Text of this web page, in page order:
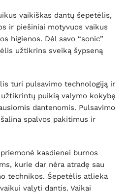
vaikiškas dantų šepetėlis,
ir piešiniai motyvuos vaikus
higienos. Dėl savo “sonic”
užtikrins sveiką šypseną
turi pulsavimo technologiją ir
puikią valymo kokybę
dantenomis. Pulsavimo
spalvos pakitimus ir
kasdienei burnos
kurie dar nėra atradę sau
technikos. Šepetėlis atlieka
valyti dantis. Vaikai